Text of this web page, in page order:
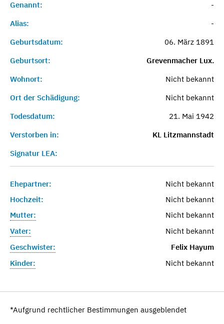
Genannt:
-
Alias:
-
Geburtsdatum:
06. März 1891
Geburtsort:
Grevenmacher Lux.
Wohnort:
Nicht bekannt
Ort der Schädigung:
Nicht bekannt
Todesdatum:
21. Mai 1942
Verstorben in:
KL Litzmannstadt
Signatur LEA:
Ehepartner:
Nicht bekannt
Hochzeit:
Nicht bekannt
Mutter:
Nicht bekannt
Vater:
Nicht bekannt
Geschwister:
Felix Hayum
Kinder:
Nicht bekannt
*Aufgrund rechtlicher Bestimmungen ausgeblendet